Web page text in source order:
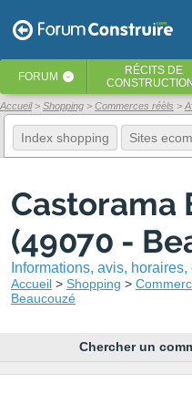
FORUM ‹ RÉCITS DE
Accueil Shopping Commerces réèls
Index shopping Sites
Castorama
(49070 -
Informations, avis,
Accueil Shopping
Beaucouzé
Chercher un